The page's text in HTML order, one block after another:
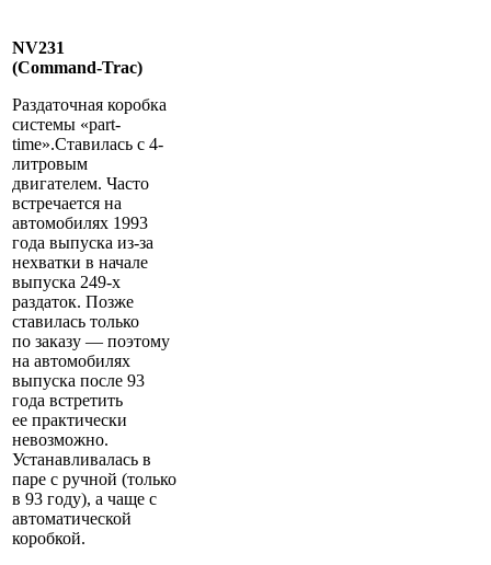
NV231
(Command-Trac)
Раздаточная коробка
системы «part-
time».Ставилась c 4-
литровым
двигателем. Часто
встречается на
автомобилях 1993
года выпуска из-за
нехватки в начале
выпуска 249-х
раздаток. Позже
ставилась только
по заказу — поэтому
на автомобилях
выпуска после 93
года встретить
ее практически
невозможно.
Устанавливалась в
паре с ручной (только
в 93 году), а чаще с
автоматической
коробкой.